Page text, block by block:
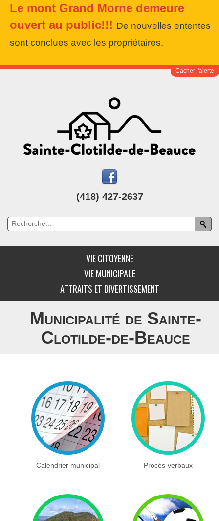
Le mont Grand Morne demeure
ouvert au public!!! De nouvelles ententes
sont conclues avec les propriétaires.
Cacher l'alerte
(418) 427-2637
VIE CITOYENNE
VIE MUNICIPALE
ATTRAITS ET DIVERTISSEMENT
Municipalité de Sainte-
Clotilde-de-Beauce
Calendrier municipal Procès-verbaux